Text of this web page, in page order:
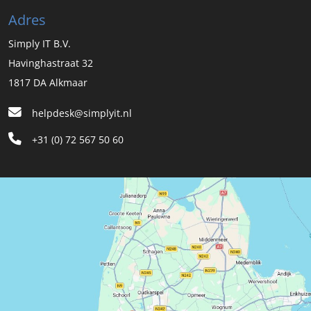
Adres
Simply IT B.V.
Havinghastraat 32
1817 DA Alkmaar
helpdesk@simplyit.nl
+31 (0) 72 567 50 60